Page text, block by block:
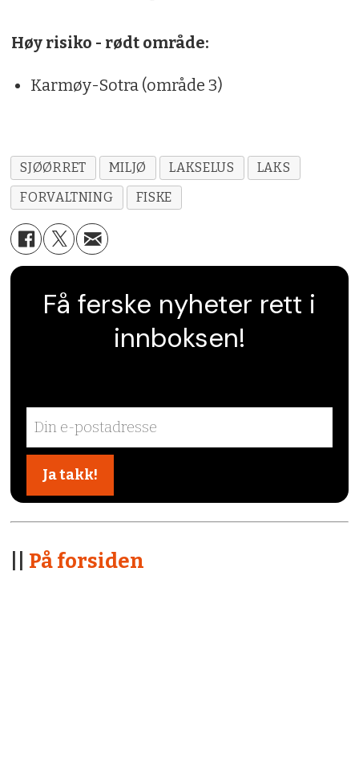
Høy risiko - rødt område:
Karmøy-Sotra (område 3)
SJØØRRET MILJØ LAKSELUS
LAKS
FORVALTNING
FISKE
Få ferske nyheter rett i
innboksen!
På forsiden